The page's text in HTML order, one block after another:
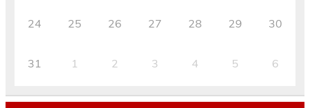
24 25 26 27 28 29 30
31 1 2 3 4 5 6